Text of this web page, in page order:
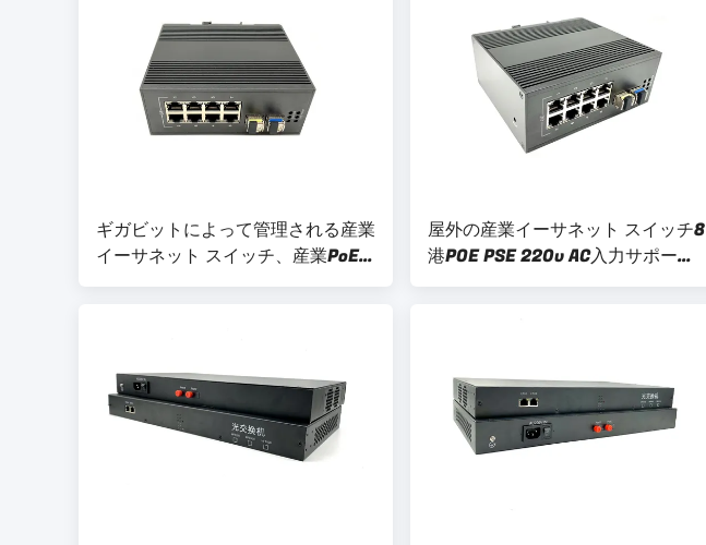
ギガビットによって管理される産業
イーサネット スイッチ、産業PoE
スイッチ8港
屋外の産業イーサネット スイッチ8
港POE PSE 220v AC入力サポート
PoE+